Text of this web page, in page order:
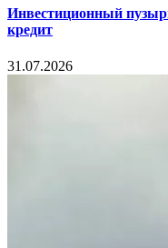
Инвестиционный
кредит
31.07.2026